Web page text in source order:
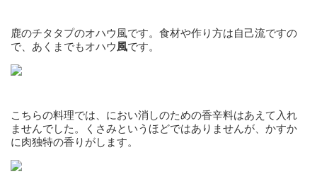
鹿のチタタプのオハウ風です。食材や作り方は自己流ですの
で、あくまでもオハウ風です。
こちらの料理では、におい消しのための香辛料はあえて入れ
ませんでした。くさみというほどではありませんが、かすか
に肉独特の香りがします。